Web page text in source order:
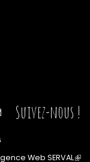
Suivez-nous !
Web SERVAL(le